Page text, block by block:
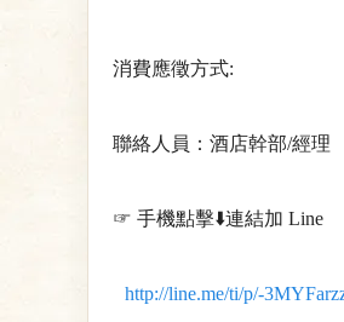
消費應徵方式:
聯絡人員：酒店幹部/經理
☞ 手機點擊⬇️連結加 Line
http://line.me/ti/p/-